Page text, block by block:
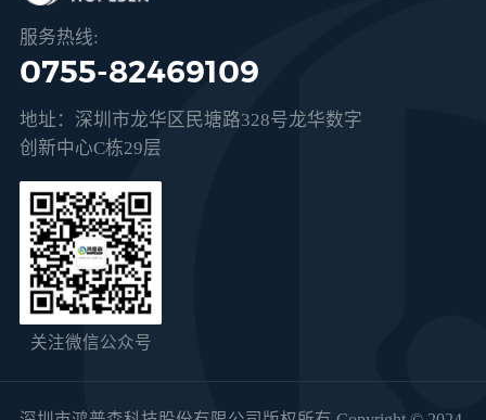
服务热线:
0755-82469109
地址：深圳市龙华区民塘路328号龙华数字
创新中心C栋29层
关注微信公众号